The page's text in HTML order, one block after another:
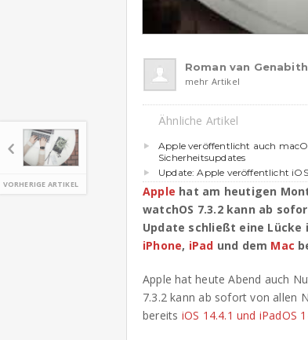
VORHERIGE ARTIKEL
Roman van Genabith
mehr Artikel
Ähnliche Artikel
Apple veröffentlicht auch
Sicherheitsupdates
Update: Apple veröffentlicht
Apple hat am heutigen
watchOS 7.3.2 kann ab
Update schließt eine
iPhone, iPad und dem Mac
Apple hat heute Abend auch
7.3.2 kann ab sofort von allen
bereits iOS 14.4.1 und iPadOS